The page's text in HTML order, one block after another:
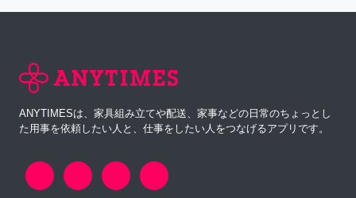
ANYTIMESは、家具組み立てや配送、家事などの日常のちょっとし
た用事を依頼したい人と、仕事をしたい人をつなげるアプリです。